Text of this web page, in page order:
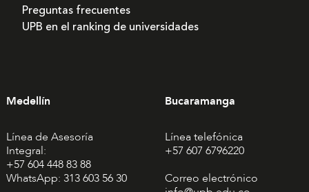
Preguntas frecuentes
UPB en el ranking de universidades
Medellín
Línea de Asesoría
Integral:
+57 604 448 83 88
WhatsApp: 313 603 56 30
Bucaramanga
Línea telefónica
+57 607 6796220
Correo electrónico